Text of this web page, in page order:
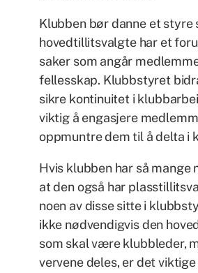
Klubben bør danne et styre
hovedtillitsvalgte har et
saker som angår
fellesskap. Klubbstyret
sikre kontinuitet i
viktig å engasjere
oppmuntre dem til å delta i
Hvis klubben har så mange
at den også har
noen av disse sitte i
ikke nødvendigvis den
som skal være klubbleder,
vervene deles, er det